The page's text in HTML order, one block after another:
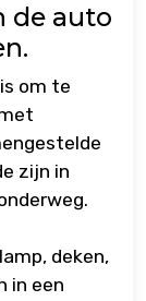
de auto
om te
zijn in
deken,
in een